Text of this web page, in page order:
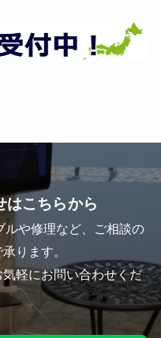
はこちらから
や修理など、ご相談の
ります。
軽にお問い合わせくだ